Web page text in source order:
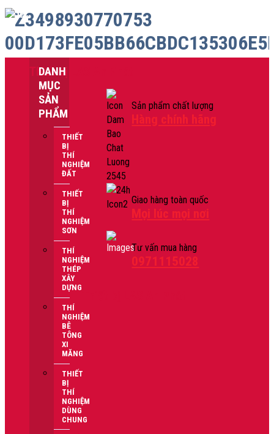
Skip
to
content
Thiết bị LAS An Phát
Sản phẩm chất lượng
Hàng chính hãng
Giao hàng toàn quốc
Mọi lúc mọi nơi
Tư vấn mua hàng
0971115028
DANH
MỤC
SẢN
PHẨM
THIẾT
BỊ
THÍ
NGHIỆM
ĐẤT
THIẾT
BỊ
THÍ
NGHIỆM
SƠN
THÍ
NGHIỆM
THÉP
XÂY
DỰNG
THÍ
NGHIỆM
BÊ
TÔNG
XI
MĂNG
THIẾT
BỊ
THÍ
NGHIỆM
DÙNG
CHUNG
-11%
-10%
-9%
-3%